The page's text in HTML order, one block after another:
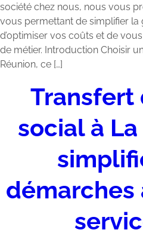
société chez nous, nous vous
vous permettant de simplifier la
d’optimiser vos coûts et de
de métier. Introduction Choisir
Réunion, ce […]
Transfert
social à
démarches